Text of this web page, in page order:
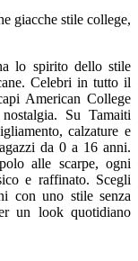
giacche stile college,
lo spirito dello stile
Celebri in tutto il
American College
Su Tamaiti
calzature e
da 0 a 16 anni.
alle scarpe, ogni
e raffinato. Scegli
con uno stile senza
un look quotidiano